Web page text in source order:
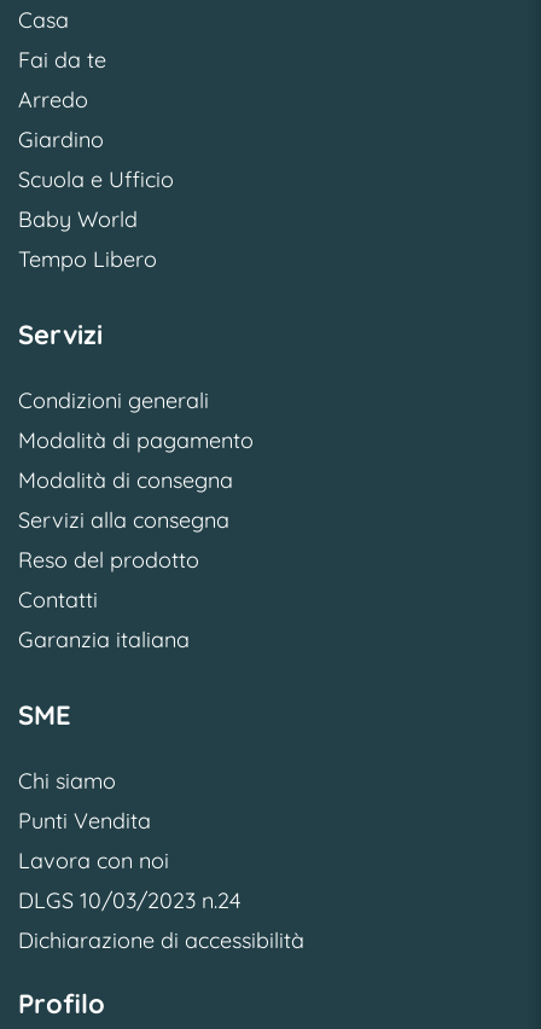
Casa
Fai da te
Arredo
Giardino
Scuola e Ufficio
Baby World
Tempo Libero
Servizi
Condizioni generali
Modalità di pagamento
Modalità di consegna
Servizi alla consegna
Reso del prodotto
Contatti
Garanzia italiana
SME
Chi siamo
Punti Vendita
Lavora con noi
DLGS 10/03/2023 n.24
Dichiarazione di accessibilità
Profilo